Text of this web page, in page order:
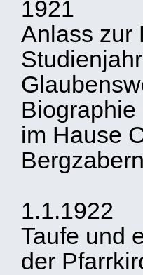
1921
Anlass zur
Biographie
im Hause
1.1.1922
Taufe und
der